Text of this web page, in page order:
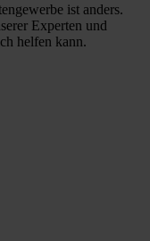
ist anders.
Experten und
helfen kann.